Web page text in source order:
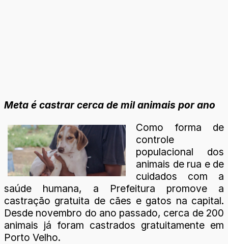
Meta é castrar cerca de mil animais por ano
Como forma de
controle
populacional dos
animais de rua e de
cuidados com a
saúde humana, a Prefeitura promove a
castração gratuita de cães e gatos na capital.
Desde novembro do ano passado, cerca de 200
animais já foram castrados gratuitamente em
Porto Velho.